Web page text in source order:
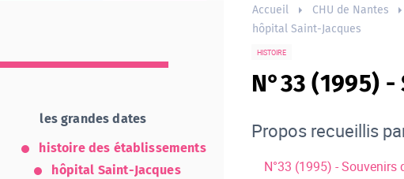
Accueil CHU de Nantes
hôpital Saint-Jacques
HISTOIRE
N°33 (1995)
Propos recueillis
N°33 (1995) - Souvenirs
les grandes dates
histoire des établissements
hôpital Saint-Jacques